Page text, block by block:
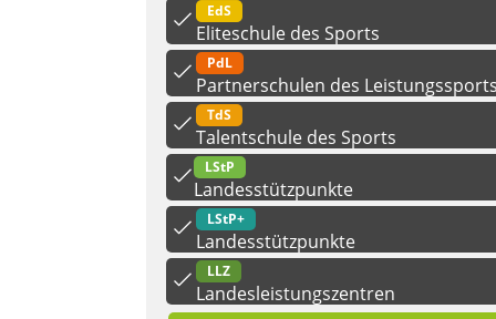
EdS
Eliteschule des Sports
PdL
Partnerschulen des
TdS
Talentschule des Sports
LStP
Landesstützpunkte
LStP+
Landesstützpunkte
LLZ
Landesleistungszentren